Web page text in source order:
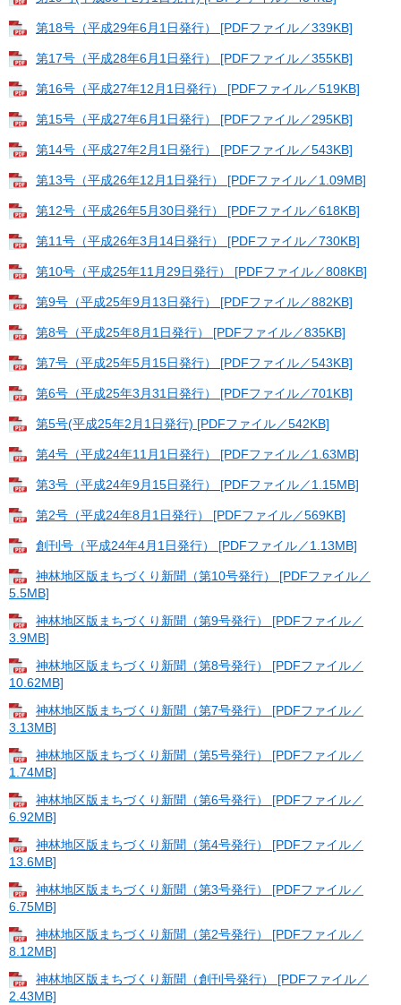
第18号（平成29年6月1日発行） [PDFファイル／339KB]
第17号（平成28年6月1日発行） [PDFファイル／355KB]
第16号（平成27年12月1日発行） [PDFファイル／519KB]
第15号（平成27年6月1日発行） [PDFファイル／295KB]
第14号（平成27年2月1日発行） [PDFファイル／543KB]
第13号（平成26年12月1日発行） [PDFファイル／1.09MB]
第12号（平成26年5月30日発行） [PDFファイル／618KB]
第11号（平成26年3月14日発行） [PDFファイル／730KB]
第10号（平成25年11月29日発行） [PDFファイル／808KB]
第9号（平成25年9月13日発行） [PDFファイル／882KB]
第8号（平成25年8月1日発行） [PDFファイル／835KB]
第7号（平成25年5月15日発行） [PDFファイル／543KB]
第6号（平成25年3月31日発行） [PDFファイル／701KB]
第5号(平成25年2月1日発行) [PDFファイル／542KB]
第4号（平成24年11月1日発行） [PDFファイル／1.63MB]
第3号（平成24年9月15日発行） [PDFファイル／1.15MB]
第2号（平成24年8月1日発行） [PDFファイル／569KB]
創刊号（平成24年4月1日発行） [PDFファイル／1.13MB]
神林地区版まちづくり新聞（第10号発行） [PDFファイル／
5.5MB]
神林地区版まちづくり新聞（第9号発行） [PDFファイル／
3.9MB]
神林地区版まちづくり新聞（第8号発行） [PDFファイル／
10.62MB]
神林地区版まちづくり新聞（第7号発行） [PDFファイル／
3.13MB]
神林地区版まちづくり新聞（第5号発行） [PDFファイル／
1.74MB]
神林地区版まちづくり新聞（第6号発行） [PDFファイル／
6.92MB]
神林地区版まちづくり新聞（第4号発行） [PDFファイル／
13.6MB]
神林地区版まちづくり新聞（第3号発行） [PDFファイル／
6.75MB]
神林地区版まちづくり新聞（第2号発行） [PDFファイル／
8.12MB]
神林地区版まちづくり新聞（創刊号発行） [PDFファイル／
2.43MB]